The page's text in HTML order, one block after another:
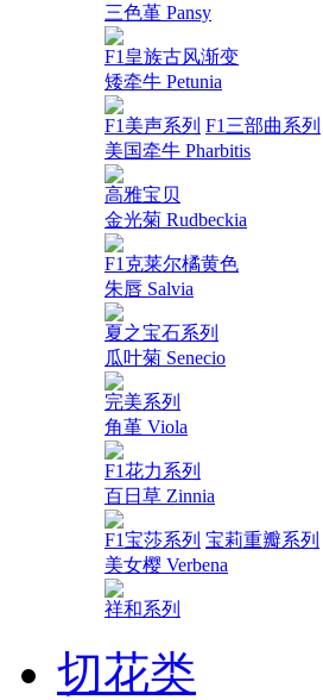
三色堇 Pansy
F1皇族古风渐变
矮牵牛 Petunia
F1美声系列 F1三部曲系列
美国牵牛 Pharbitis
高雅宝贝
金光菊 Rudbeckia
F1克莱尔橘黄色
朱唇 Salvia
夏之宝石系列
瓜叶菊 Senecio
完美系列
角堇 Viola
F1花力系列
百日草 Zinnia
F1宝莎系列 宝莉重瓣系列
美女樱 Verbena
祥和系列
切花类